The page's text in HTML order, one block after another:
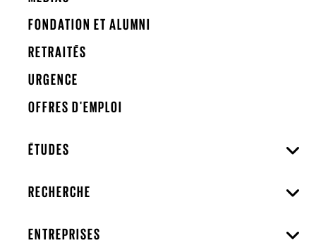
FONDATION ET ALUMNI
RETRAITÉS
URGENCE
OFFRES D'EMPLOI
ÉTUDES
RECHERCHE
ENTREPRISES